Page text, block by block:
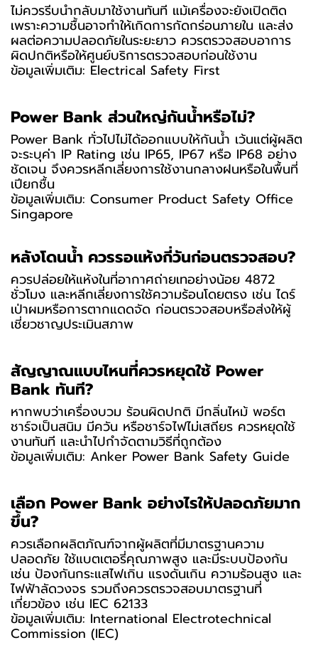
ไม่ควรรีบนำกลับมาใช้งานทันที แม้เครื่องจะยังเปิดติด
เพราะความชื้นอาจทำให้เกิดการกัดกร่อนภายใน และส่ง
ผลต่อความปลอดภัยในระยะยาว ควรตรวจสอบอาการ
ผิดปกติหรือให้ศูนย์บริการตรวจสอบก่อนใช้งาน
ข้อมูลเพิ่มเติม: Electrical Safety First
Power Bank ส่วนใหญ่กันน้ำหรือไม่?
Power Bank ทั่วไปไม่ได้ออกแบบให้กันน้ำ เว้นแต่ผู้ผลิต
จะระบุค่า IP Rating เช่น IP65, IP67 หรือ IP68 อย่าง
ชัดเจน จึงควรหลีกเลี่ยงการใช้งานกลางฝนหรือในพื้นที่
เปียกชื้น
ข้อมูลเพิ่มเติม: Consumer Product Safety Office
Singapore
หลังโดนน้ำ ควรรอแห้งกี่วันก่อนตรวจสอบ?
ควรปล่อยให้แห้งในที่อากาศถ่ายเทอย่างน้อย 4872
ชั่วโมง และหลีกเลี่ยงการใช้ความร้อนโดยตรง เช่น ไดร์
เป่าผมหรือการตากแดดจัด ก่อนตรวจสอบหรือส่งให้ผู้
เชี่ยวชาญประเมินสภาพ
สัญญาณแบบไหนที่ควรหยุดใช้ Power
Bank ทันที?
หากพบว่าเครื่องบวม ร้อนผิดปกติ มีกลิ่นไหม้ พอร์ต
ชาร์จเป็นสนิม มีควัน หรือชาร์จไฟไม่เสถียร ควรหยุดใช้
งานทันที และนำไปกำจัดตามวิธีที่ถูกต้อง
ข้อมูลเพิ่มเติม: Anker Power Bank Safety Guide
เลือก Power Bank อย่างไรให้ปลอดภัยมาก
ขึ้น?
ควรเลือกผลิตภัณฑ์จากผู้ผลิตที่มีมาตรฐานความ
ปลอดภัย ใช้แบตเตอรี่คุณภาพสูง และมีระบบป้องกัน
เช่น ป้องกันกระแสไฟเกิน แรงดันเกิน ความร้อนสูง และ
ไฟฟ้าลัดวงจร รวมถึงควรตรวจสอบมาตรฐานที่
เกี่ยวข้อง เช่น IEC 62133
ข้อมูลเพิ่มเติม: International Electrotechnical
Commission (IEC)